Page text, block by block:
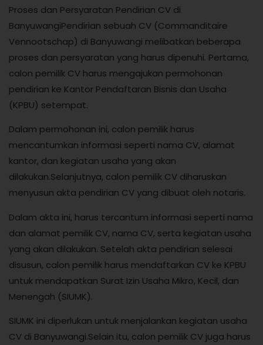
Proses dan Persyaratan Pendirian CV di
BanyuwangiPendirian sebuah CV (Commanditaire
Vennootschap) di Banyuwangi melibatkan beberapa
proses dan persyaratan yang harus dipenuhi. Pertama,
calon pemilik CV harus mengajukan permohonan
pendirian ke Kantor Pendaftaran Bisnis dan Usaha
(KPBU) setempat.
Dalam permohonan ini, calon pemilik harus
mencantumkan informasi seperti nama CV, alamat
kantor, dan kegiatan usaha yang akan
dilakukan.Selanjutnya, calon pemilik CV diharuskan
menyusun akta pendirian CV yang dibuat oleh notaris.
Dalam akta ini, harus tercantum informasi seperti nama
dan alamat pemilik CV, nama CV, serta kegiatan usaha
yang akan dilakukan. Setelah akta pendirian selesai
disusun, calon pemilik harus mendaftarkan CV ke KPBU
untuk mendapatkan Surat Izin Usaha Mikro, Kecil, dan
Menengah (SIUMK).
SIUMK ini diperlukan untuk menjalankan kegiatan usaha
CV di Banyuwangi.Selain itu, calon pemilik CV juga harus